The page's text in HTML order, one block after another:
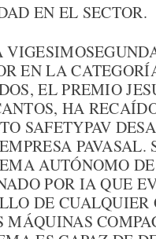
EN EL SECTOR.
EN LA
EL PREMIO
HA
SAFETYPAV
PAVASAL.
AUTÓNOMO
POR IA QUE
DE CUALQUIER
MÁQUINAS